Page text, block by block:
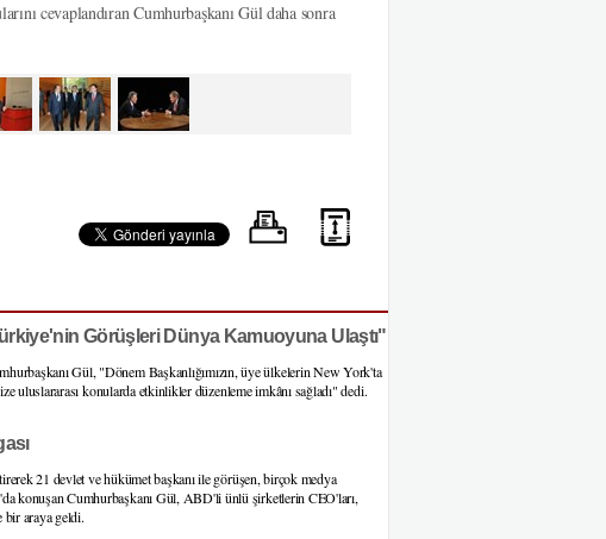
cevaplandıran Cumhurbaşkanı Gül daha sonra
Görüşleri Dünya Kamuoyuna Ulaştı"
Gül, "Dönem Başkanlığımızın, üye ülkelerin New York'ta
uluslararası konularda etkinlikler düzenleme imkânı sağladı" dedi.
21 devlet ve hükümet başkanı ile görüşen, birçok medya
konuşan Cumhurbaşkanı Gül, ABD'li ünlü şirketlerin CEO'ları,
bir araya geldi.